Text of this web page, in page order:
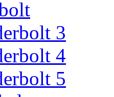
3
4
5